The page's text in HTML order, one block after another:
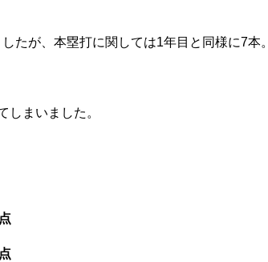
たが、本塁打に関しては1年目と同様に7本。
しまいました。